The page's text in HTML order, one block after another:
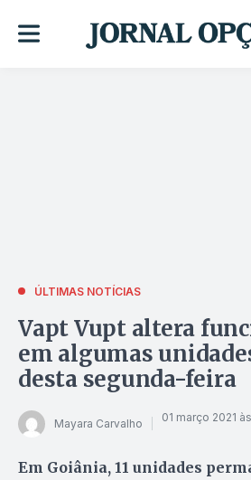
ÚLTIMAS NOTÍCIAS
Vapt Vupt altera
em algumas
desta segunda-feira
Mayara Carvalho 01 março 2021
Em Goiânia, 11 unidades